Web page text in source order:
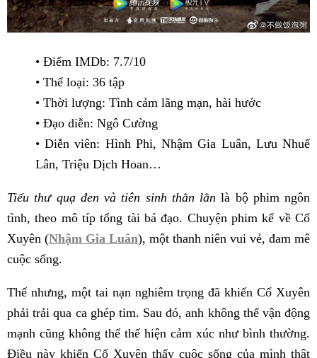
• Điểm IMDb: 7.7/10
• Thể loại: 36 tập
• Thời lượng: Tình cảm lãng mạn, hài hước
• Đạo diễn: Ngô Cường
• Diễn viên: Hình Phi, Nhậm Gia Luân, Lưu Nhuế
Lân, Triệu Dịch Hoan…
Tiểu thư quạ đen và tiên sinh thằn lằn là bộ phim ngôn
tình, theo mô típ tổng tài bá đạo. Chuyện phim kể về Cố
Xuyên (Nhậm Gia Luân), một thanh niên vui vẻ, đam mê
cuộc sống.
Thế nhưng, một tai nạn nghiêm trọng đã khiến Cố Xuyên
phải trải qua ca ghép tim. Sau đó, anh không thể vận động
mạnh cũng không thể thể hiện cảm xúc như bình thường.
Điều này khiến Cố Xuyên thấy cuộc sống của mình thật